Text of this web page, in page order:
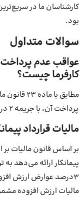
کارشناسان ما در
بود.
سوالات متداول
عواقب عدم پرداخت
کارفرما چیست؟
مطابق با
پرداخت آن، با جریمه 2 درصد در ماه همراه است.
مالیات قرارداد
بر اساس قانون مالیات
مالیات ارزش افزوده